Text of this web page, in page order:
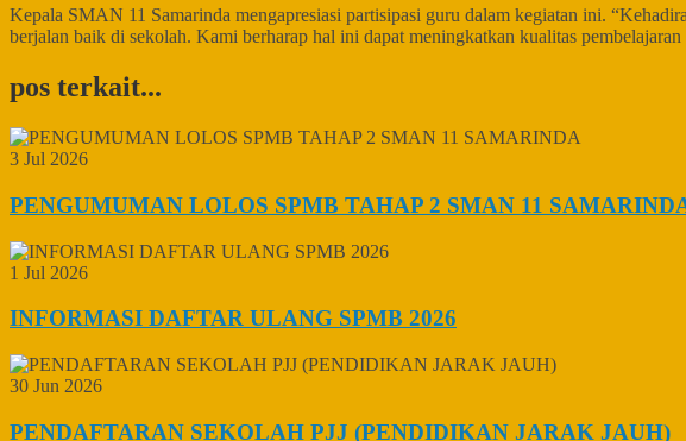
Kepala SMAN 11 Samarinda mengapresiasi partisipasi guru dalam kegiatan ini.
berjalan baik di sekolah. Kami berharap hal ini dapat meningkatkan kualitas
pos terkait...
3 Jul 2026
PENGUMUMAN LOLOS SPMB TAHAP 2 SMAN 11
1 Jul 2026
INFORMASI DAFTAR ULANG SPMB 2026
30 Jun 2026
PENDAFTARAN SEKOLAH PJJ (PENDIDIKAN JARAK JAUH)